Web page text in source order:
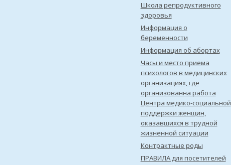
Школа репродуктивного
здоровья
Информация о
беременности
Информация об абортах
Часы и место приема
психологов в медицинских
организациях, где
организованна работа
Центра медико-социальной
поддержки женщин,
оказавшихся в трудной
жизненной ситуации
Контрактные роды
ПРАВИЛА для посетителей